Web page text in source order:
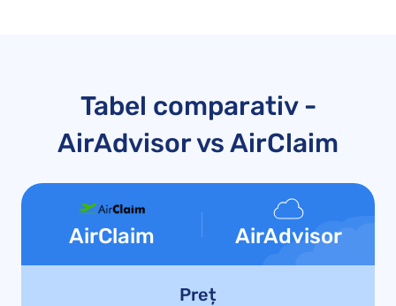
Tabel comparativ -
AirAdvisor vs AirClaim
Preț
AirClaim AirAdvisor